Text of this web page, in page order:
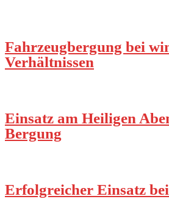
Fahrzeugbergung bei
Verhältnissen
Einsatz am Heiligen
Bergung
Erfolgreicher Einsatz